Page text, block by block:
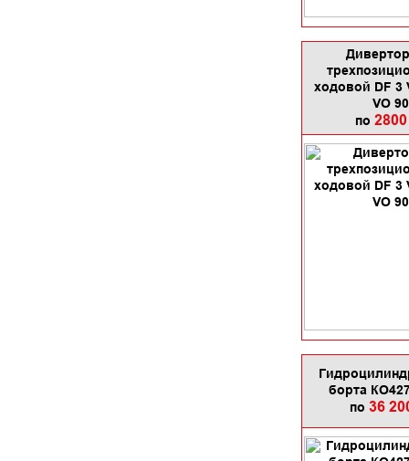
ходовой DF 3
VO
по2800
борта
по 36